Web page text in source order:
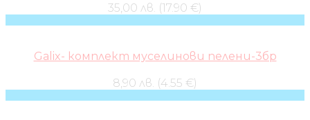
35,00 лв. (17.90 €)
Galix- комплект муселинови пелени-3бр
8,90 лв. (4.55 €)